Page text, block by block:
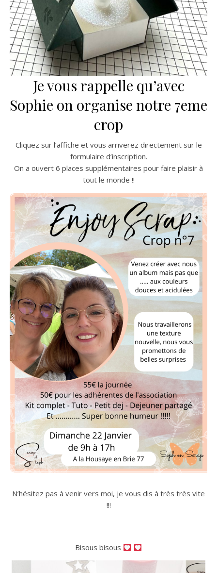
Je vous rappelle qu’avec
Sophie on organise notre 7eme
crop
Cliquez sur l’affiche et vous arriverez directement sur le
formulaire d’inscription.
On a ouvert 6 places supplémentaires pour faire plaisir à
tout le monde !!
N’hésitez pas à venir vers moi, je vous dis à très très vite
!!!
Bisous bisous